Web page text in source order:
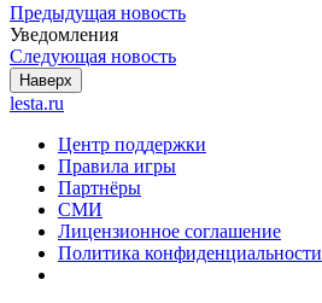
Предыдущая новость
Уведомления
Следующая новость
Наверх
lesta.ru
Центр поддержки
Правила игры
Партнёры
СМИ
Лицензионное соглашение
Политика конфиденциальности